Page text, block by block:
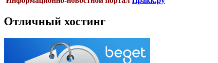
Отличный хостинг